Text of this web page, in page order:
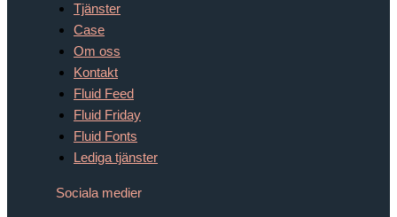
Tjänster
Case
Om oss
Kontakt
Fluid Feed
Fluid Friday
Fluid Fonts
Lediga tjänster
Sociala medier